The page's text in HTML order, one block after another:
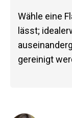
Wähle eine
lässt;
gereinigt